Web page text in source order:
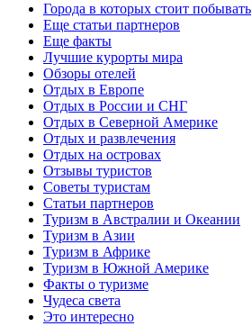
Города в которых стоит побывать
Еще статьи партнеров
Еще факты
Лучшие курорты мира
Обзоры отелей
Отдых в Европе
Отдых в России и СНГ
Отдых в Северной Америке
Отдых и развлечения
Отдых на островах
Отзывы туристов
Советы туристам
Статьи партнеров
Туризм в Австралии и Океании
Туризм в Азии
Туризм в Африке
Туризм в Южной Америке
Факты о туризме
Чудеса света
Это интересно